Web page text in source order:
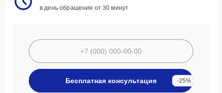
в день обращения от 30 минут
Бесплатная консультация -25%